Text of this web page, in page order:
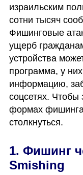
израильским
сотни тысяч
Фишинговые
ущерб
устройства
программа, у
информацию,
соцсетях. Чтобы
формах
столкнуться.
1. Фишинг
Smishing